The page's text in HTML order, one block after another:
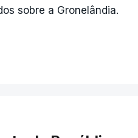
sobre a Gronelândia.